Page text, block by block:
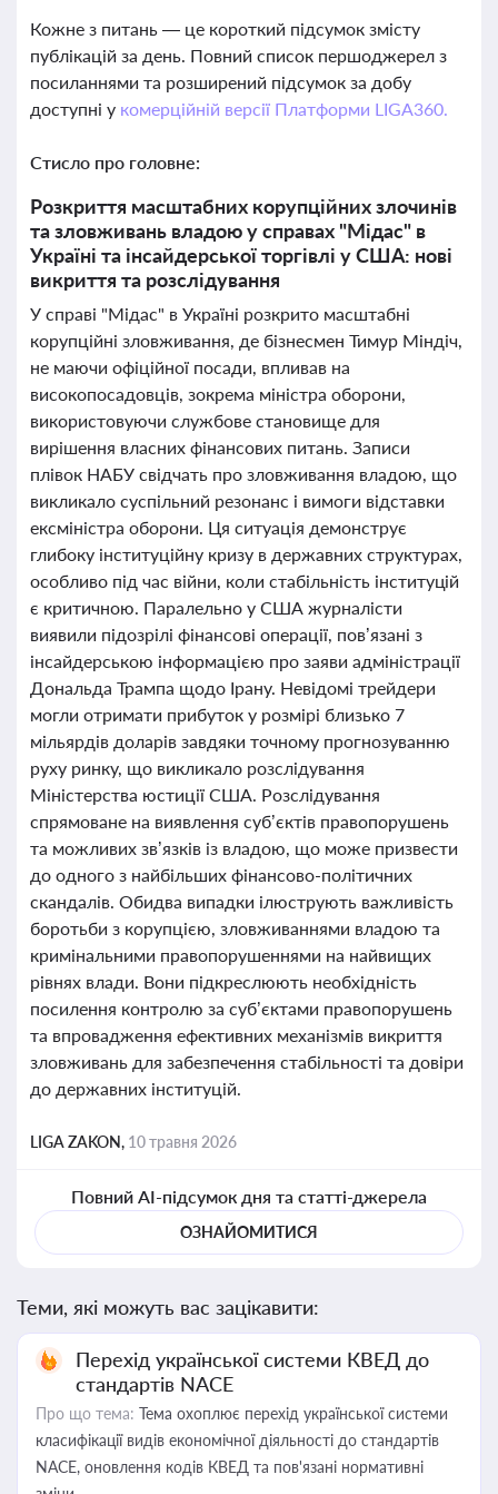
Кожне з питань — це короткий підсумок змісту
публікацій за день. Повний список першоджерел з
посиланнями та розширений підсумок за добу
доступні у комерційній версії Платформи LIGA360.
Стисло про головне:
Розкриття масштабних корупційних злочинів
та зловживань владою у справах "Мідас" в
Україні та інсайдерської торгівлі у США: нові
викриття та розслідування
У справі "Мідас" в Україні розкрито масштабні
корупційні зловживання, де бізнесмен Тимур Міндіч,
не маючи офіційної посади, впливав на
високопосадовців, зокрема міністра оборони,
використовуючи службове становище для
вирішення власних фінансових питань. Записи
плівок НАБУ свідчать про зловживання владою, що
викликало суспільний резонанс і вимоги відставки
ексміністра оборони. Ця ситуація демонструє
глибоку інституційну кризу в державних структурах,
особливо під час війни, коли стабільність інституцій
є критичною. Паралельно у США журналісти
виявили підозрілі фінансові операції, пов’язані з
інсайдерською інформацією про заяви адміністрації
Дональда Трампа щодо Ірану. Невідомі трейдери
могли отримати прибуток у розмірі близько 7
мільярдів доларів завдяки точному прогнозуванню
руху ринку, що викликало розслідування
Міністерства юстиції США. Розслідування
спрямоване на виявлення суб’єктів правопорушень
та можливих зв’язків із владою, що може призвести
до одного з найбільших фінансово-політичних
скандалів. Обидва випадки ілюструють важливість
боротьби з корупцією, зловживаннями владою та
кримінальними правопорушеннями на найвищих
рівнях влади. Вони підкреслюють необхідність
посилення контролю за суб’єктами правопорушень
та впровадження ефективних механізмів викриття
зловживань для забезпечення стабільності та довіри
до державних інституцій.
LIGA ZAKON, 10 травня 2026
Повний AI-підсумок дня та статті-джерела
ОЗНАЙОМИТИСЯ
Теми, які можуть вас зацікавити:
Перехід української системи КВЕД до
стандартів NACE
Про що тема: Тема охоплює перехід української системи
класифікації видів економічної діяльності до стандартів
NACE, оновлення кодів КВЕД та пов'язані нормативні